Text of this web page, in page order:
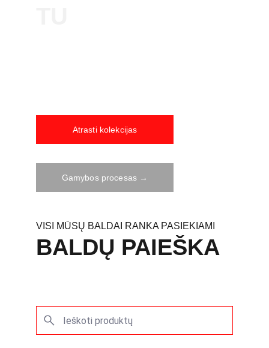
Atrasti kolekcijas
Gamybos procesas →
VISI MŪSŲ BALDAI RANKA PASIEKIAMI
BALDŲ PAIEŠKA